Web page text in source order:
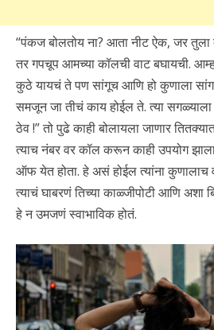
“पंकज बोलतोय ना? आता नीट ऐक, जर
तर गपचूप आमच्या कॉलची वाट बघायची.
कुठे यायचं ते पण सांगूच आणि हो कुणाला
समजून जा तीचं काय होईल ते. त्या
ठेव !” तो पुढे काही बोलायला जाणार
त्याच नंबर वर कॉल करून काही उपयोग झाला
ऑफ येत होता. हे असं होईल त्यांना
त्याचं घाबरणं तिच्या काळ्जीपोटी आणि अशा
हे न उमजणं स्वाभाविक होतं.